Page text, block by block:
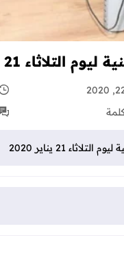
21 يناير 2020
كلمة
21 يناير 2020